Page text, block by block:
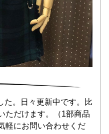
た。日々更新中です。比
ただけます。（1部商品
軽にお問い合わせくだ